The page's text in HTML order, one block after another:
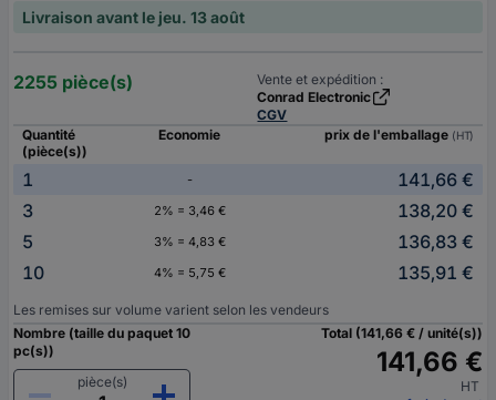
Livraison avant le jeu. 13 août
2255 pièce(s)
Vente et expédition :
Conrad Electronic
CGV
Quantité
(pièce(s))
Economie prix de l'emballage (HT)
1 -
141,66 €
3
2% = 3,46 €
138,20 €
5
3% = 4,83 €
136,83 €
10
4% = 5,75 € 135,91 €
Les remises sur volume varient selon les vendeurs
Nombre (taille du paquet 10
pc(s))
pièce(s)
Total (141,66 € / unité(s))
141,66 €
HT